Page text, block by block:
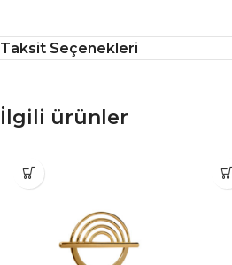
Taksit Seçenekleri
İlgili ürünler